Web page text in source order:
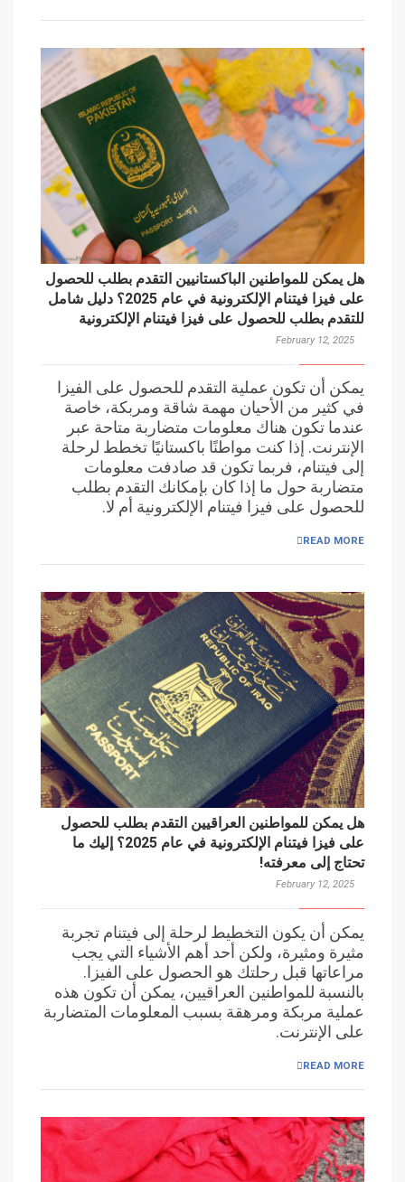
هل يمكن للمواطنين الباكستانيين التقدم بطلب للحصول
على فيزا فيتنام الإلكترونية في عام 2025؟ دليل شامل
للتقدم بطلب للحصول على فيزا فيتنام الإلكترونية
February 12, 2025
يمكن أن تكون عملية التقدم للحصول على الفيزا
في كثير من الأحيان مهمة شاقة ومربكة، خاصة
عندما تكون هناك معلومات متضاربة متاحة عبر
الإنترنت. إذا كنت مواطنًا باكستانيًا تخطط لرحلة
إلى فيتنام، فربما تكون قد صادفت معلومات
متضاربة حول ما إذا كان بإمكانك التقدم بطلب
للحصول على فيزا فيتنام الإلكترونية أم لا.
READ MORE
هل يمكن للمواطنين العراقيين التقدم بطلب للحصول
على فيزا فيتنام الإلكترونية في عام 2025؟ إليك ما
تحتاج إلى معرفته!
February 12, 2025
يمكن أن يكون التخطيط لرحلة إلى فيتنام تجربة
مثيرة ومثيرة، ولكن أحد أهم الأشياء التي يجب
مراعاتها قبل رحلتك هو الحصول على الفيزا.
بالنسبة للمواطنين العراقيين، يمكن أن تكون هذه
عملية مربكة ومرهقة بسبب المعلومات المتضاربة
على الإنترنت.
READ MORE